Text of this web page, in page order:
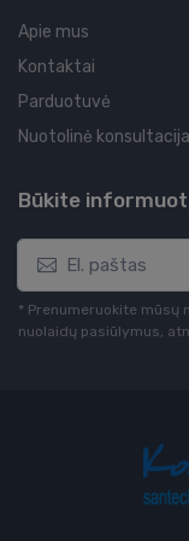
Apie mus
Kontaktai
Parduotuvė
Nuotolinė konsultacija
Būkite
* Prenumeruokite mūsų
nuolaidų pasiūlymus,